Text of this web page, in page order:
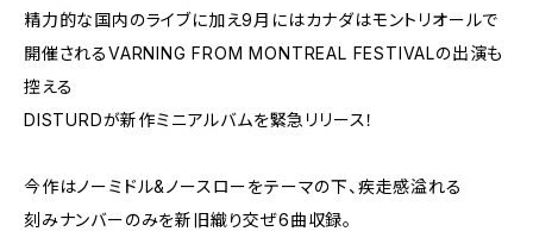
精力的な国内のライブに加え9月にはカナダはモントリオールで
開催されるVARNING FROM MONTREAL FESTIVALの出演も
控える
DISTURDが新作ミニアルバムを緊急リリース！
今作はノーミドル&ノースローをテーマの下、疾走感溢れる
刻みナンバーのみを新旧織り交ぜ6曲収録。